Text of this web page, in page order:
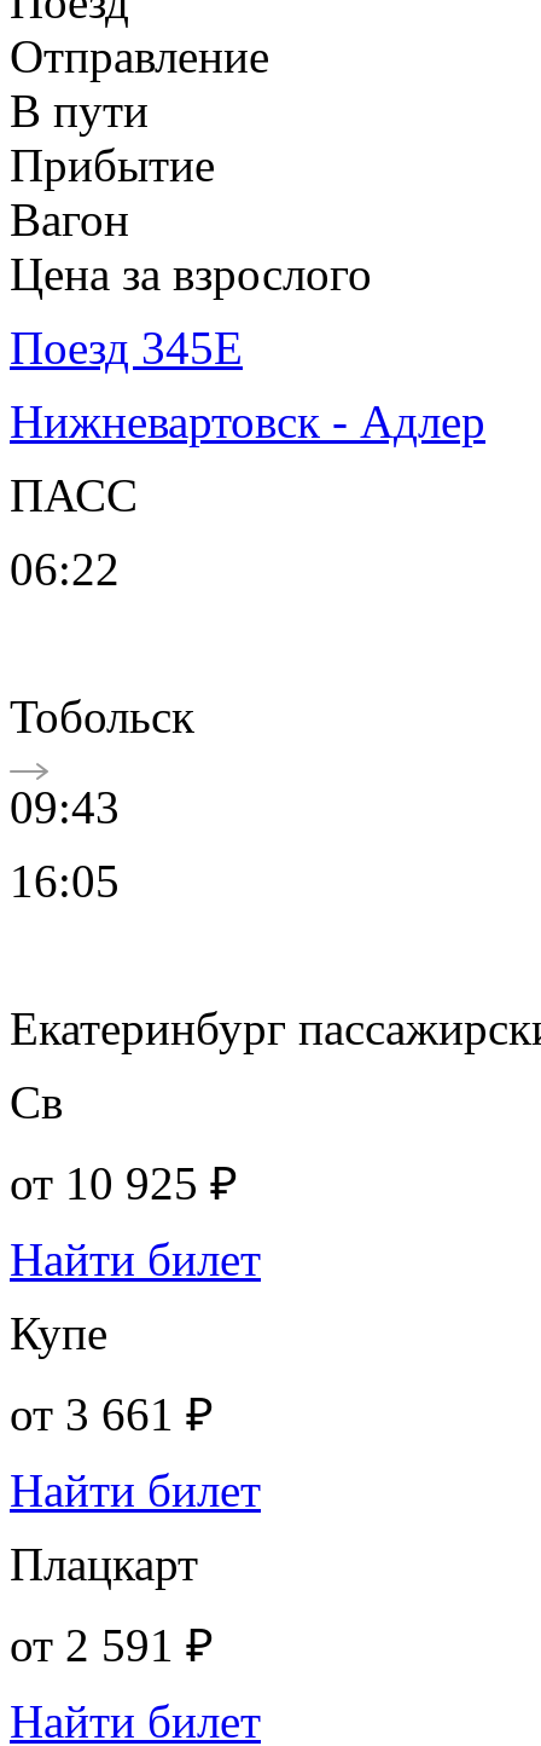
Отправление
В пути
Прибытие
Вагон
Цена за взрослого
Поезд 345Е
Нижневартовск - Адлер
ПАСС
06:22
Тобольск
09:43
16:05
Екатеринбург
Св
от 10 925 ₽
Найти билет
Купе
от 3 661 ₽
Найти билет
Плацкарт
от 2 591 ₽
Найти билет